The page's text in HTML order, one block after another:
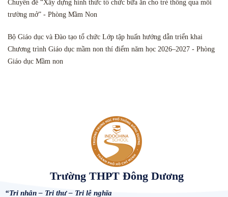
Chuyên đề “Xây dựng hình thức tổ chức bữa ăn cho trẻ thông qua môi
trường mở” - Phòng Mầm Non
Bộ Giáo dục và Đào tạo tổ chức Lớp tập huấn hướng dẫn triển khai
Chương trình Giáo dục mầm non thí điểm năm học 2026–2027 - Phòng
Giáo dục Mầm non
Trường THPT Đông Dương
“Tri nhân – Tri thư – Tri lễ nghĩa